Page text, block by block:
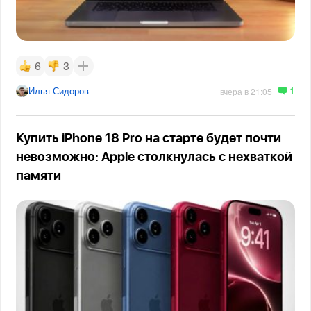
6 3
Илья Сидоров вчера в 21:05 1
Купить iPhone 18 Pro на старте будет почти
невозможно: Apple столкнулась с нехваткой
памяти